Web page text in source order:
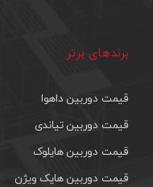
برندهای برتر
قیمت دوربین داهوا
قیمت دوربین تیاندی
قیمت دوربین هایلوک
قیمت دوربین هایک ویژن